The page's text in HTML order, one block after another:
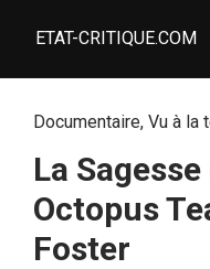
ETAT-CRITIQUE.COM
Documentaire, Vu à la
La
Octopus
Foster